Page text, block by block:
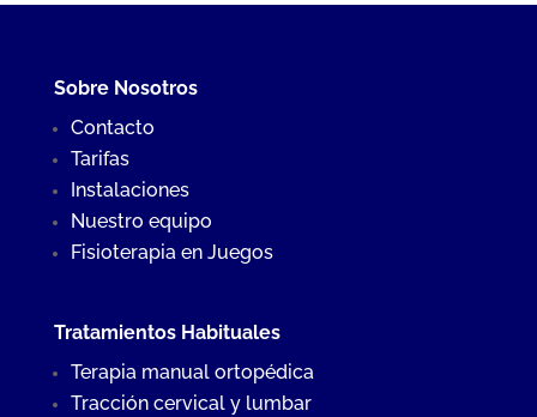
Sobre Nosotros
Contacto
Tarifas
Instalaciones
Nuestro equipo
Fisioterapia en Juegos
Tratamientos Habituales
Terapia manual ortopédica
Tracción cervical y lumbar